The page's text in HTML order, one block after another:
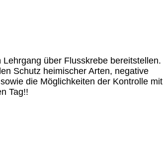
über Flusskrebe bereitstellen.
Schutz heimischer Arten, negative
die Möglichkeiten der Kontrolle mit
Tag!!